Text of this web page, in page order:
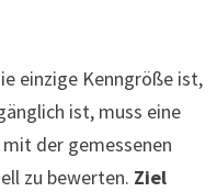
einzige Kenngröße ist,
ist, muss eine
der gemessenen
zu bewerten. Ziel